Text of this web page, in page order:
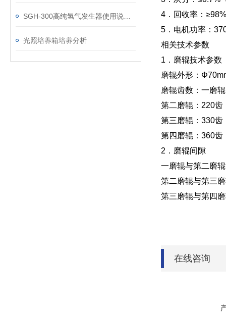
光照培养箱培养分析
4．回收率：≥98%
5．电机功率：
相关技术参数
1．磨辊技术参数
磨辊外形：
磨辊齿数：一磨
第二磨辊：220齿
第三磨辊：330齿
第四磨辊：360齿
2．磨辊间隙
一磨辊与第二磨
第二磨辊与第三
第三磨辊与第四
在线咨询